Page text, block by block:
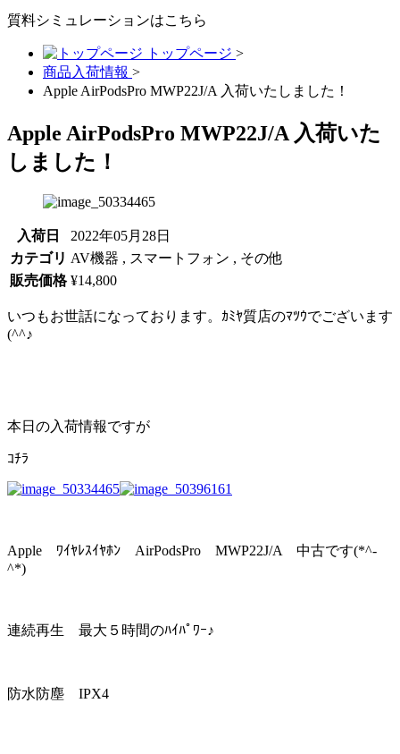
質料シミュレーションはこちら
トップページ >
商品入荷情報 >
Apple AirPodsPro MWP22J/A 入荷いたしました！
Apple AirPodsPro MWP22J/A 入荷いた
しました！
入荷日
2022年05月28日
カテゴリ AV機器 , スマートフォン , その他
販売価格 ¥14,800
いつもお世話になっております。ｶﾐﾔ質店のﾏﾂｳでございます
(^^♪
本日の入荷情報ですが
ｺﾁﾗ
Apple ﾜｲﾔﾚｽｲﾔﾎﾝ AirPodsPro MWP22J/A 中古です(*^-
^*)
連続再生 最大５時間のﾊｲﾊﾟﾜｰ♪
防水防塵 IPX4